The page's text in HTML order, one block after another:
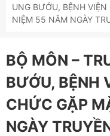
UNG BƯỚU, BỆNH
NIỆM 55 NĂM NGÀY
BỘ MÔN –
BƯỚU, BỆNH
CHỨC GẶP
NGÀY